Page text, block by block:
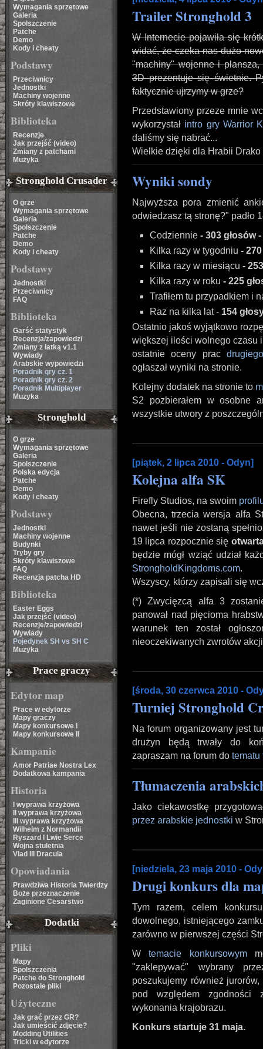
Wymagania sprzętowe
Galeria
Spolszczenie
Patche
Demo
Kody i cheaty
Podstawy
Przeciwnicy
Jednostki
Machiny wojenne
Skróty klawiszowe
Biblioteka
Recenzje
Jak przejść (video)
Zmiany z patchami
Muzyka
Stronghold Crusader
O grze
Wymagania sprzętowe
Galeria
Spolszczenie
Patche
Demo
Kody i cheaty
Podstawy
Jednostki
Przeciwnicy
FAQ
Biblioteka
Garść statystyk
Recenzja/zapowiedzi
Zmiany z łatką v1.1
Wywiady
Arabskie wypowiedzi
Poradnik gry cz. 1
Poradnik gry cz. 2
Poradnik Multiplayer
Muzyka
Stronghold
O grze
Wymagania sprzętowe
Galeria
Spolszczenie
Polska edycja
Patche
Demo
Kody i cheaty
Podstawy
Jednostki
Machiny wojenne
Budynki
Tryby gry
Skróty klawiszowe
FAQ
Recenzja patcha HD
Biblioteka
Easter Eggs
Jak przejść (video)
Recenzje/zapowiedzi
Wywiady
Pojedynek SH vs SH C
Muzyka
Prace graczy
Edytor map
Prace w edytorze
Mapy graczy
Mapy konkursowe I
Mapy konkursowe II
Kampanie
Amor Patriae Nostra Lex
Dodatkowa kampania
Historia
I wyprawa krzyżowa
II wyprawa krzyżowa
III wyprawa krzyżowa
Wilhelm z Normandii
Ryszard I Lwie Serce
Wojna stuletnia
Vlad III Dracula
Opowiadania
Prawdziwa Historia Twierdzy
Boże przeznaczenie
Zaginione Cesarstwo
Dodatki
Pliki
Mapy
Spolszczenia
Patche do Stronghold
Pozostałe pliki
Użyteczne
Jak grać przez GR?
Jak umieścić zdjęcie?
Modding Utilities
Tricki w edytorze
Trailer Stronghold 3
W Internecie pojawiła się
widać, że czeka nas dużo
"machiny" wojenne i
3D prezentuje się świetnie.
faktycznie ujrzymy w grze?
Przedstawiony przeze mnie
wykorzystał intro gry Warrior
daliśmy się nabrać...
Wielkie dzięki dla Hrabii
Wyniki sondy
Najwyższa pora zmienić
odwiedzasz tą stronę?" padło
Codziennie - 303 głosów
Kilka razy w tygodniu -
Kilka razy w miesiącu -
Kilka razy w roku - 225
Trafiłem tu przypadkiem i
Raz na kilka lat - 154
Ostatnio jakoś wyjątkowo
większej ilości wolnego czasu
ostatnie oceny prac
ogłaszał wyniki na stronie.
Kolejny dodatek na stronie to
S2 pozbierałem w osobne
wszystkie utwory z
[piątek, 2 lipca 2010 - Odyn]
Kolejna alfa SK
Firefly Studios, na swoim
Obecna, trzecia wersja alfa
nawet jeśli nie zostaną
19 lipca rozpocznie się
będzie mógł wziąć udział
StrongholdKingdoms.com.
Wszyscy, którzy zapisali się
(*) Zwycięzcą alfa 3
panował nad pięcioma
warunek ten został
nieoczekiwanych zwrotów
[środa, 30 czerwca 2010 -
Turniej Stronghold
Na forum organizowany jest
drużyn będą trwały do
zapraszam na forum do tematu
Tłumaczenia
Jako ciekawostkę
przez arabskie jednostki w
[niedziela, 23 maja 2010 -
Drugi konkurs dla
Tym razem, celem
dowolnego, istniejącego
zarówno w pierwszej części
Wtemacie konkursowym
"zaklepywać" wybrany
poszukujemy również
pod względem zgodności
wykonania krajobrazu.
Konkurs startuje 31 maja.